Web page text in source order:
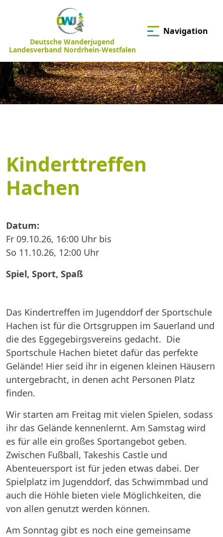
Deutsche Wanderjugend
Landesverband Nordrhein-Westfalen
Navigation
Kinderttreffen
Hachen
Datum:
Fr 09.10.26, 16:00 Uhr bis
So 11.10.26, 12:00 Uhr
Spiel, Sport, Spaß
Das Kindertreffen im Jugenddorf der Sportschule
Hachen ist für die Ortsgruppen im Sauerland und
die des Eggegebirgsvereins gedacht. Die
Sportschule Hachen bietet dafür das perfekte
Gelände! Hier seid ihr in eigenen kleinen Häusern
untergebracht, in denen acht Personen Platz
finden.
Wir starten am Freitag mit vielen Spielen, sodass
ihr das Gelände kennenlernt. Am Samstag wird
es für alle ein großes Sportangebot geben.
Zwischen Fußball, Takeshis Castle und
Abenteuersport ist für jeden etwas dabei. Der
Spielplatz im Jugenddorf, das Schwimmbad und
auch die Höhle bieten viele Möglichkeiten, die
von allen genutzt werden können.
Am Sonntag gibt es noch eine gemeinsame